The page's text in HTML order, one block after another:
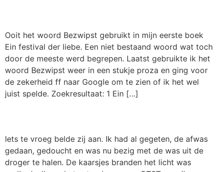
Ooit het woord Bezwipst gebruikt in mijn eerste boek
Ein festival der liebe. Een niet bestaand woord wat toch
door de meeste werd begrepen. Laatst gebruikte ik het
woord Bezwipst weer in een stukje proza en ging voor
de zekerheid ff naar Google om te zien of ik het wel
juist spelde. Zoekresultaat: 1 Ein […]
Iets te vroeg belde zij aan. Ik had al gegeten, de afwas
gedaan, gedoucht en was nu bezig met de was uit de
droger te halen. De kaarsjes branden het licht was